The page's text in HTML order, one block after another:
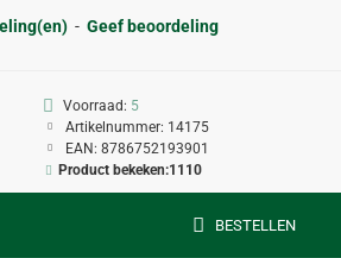
- Geef beoordeling
Voorraad: 5
Artikelnummer: 14175
EAN: 8786752193901
Product bekeken:1110
BESTELLEN